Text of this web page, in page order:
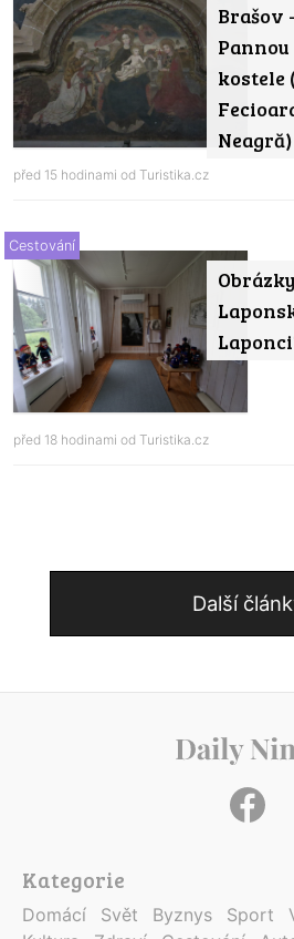
Brašov
kostele
Neagră)
před 15 hodinami od Turistika.cz
Cestování
před 18 hodinami od Turistika.cz
Další
Kategorie
Domácí Svět Byznys Sport